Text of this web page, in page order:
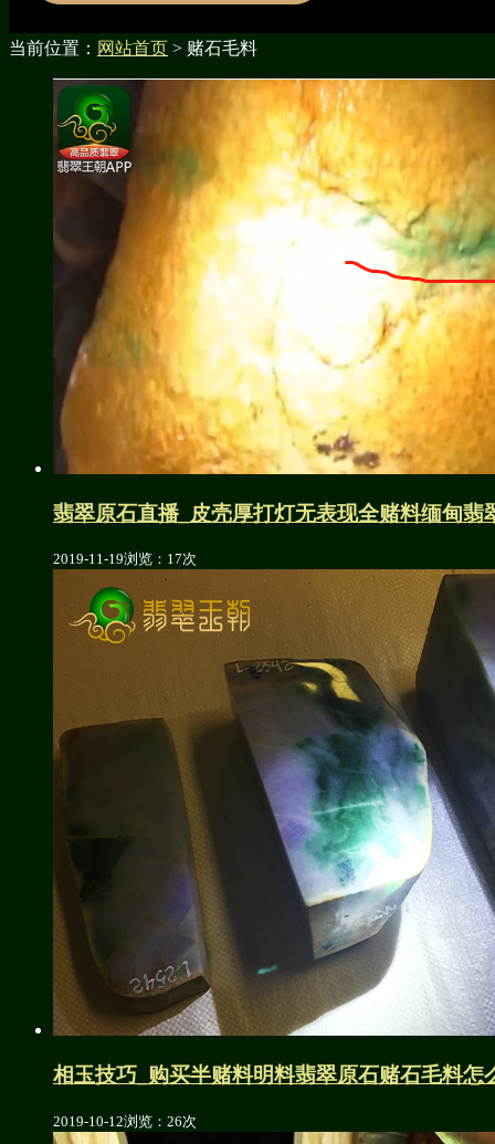
当前位置： 网站首页 > 赌石毛料
翡翠原石直播_皮壳厚打灯无表现全赌料缅甸翡
2019-11-19浏览：17次
相玉技巧_购买半赌料明料翡翠原石赌石毛料怎
2019-10-12浏览：26次